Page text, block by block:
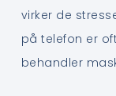
virker de
på telefon er
behandler